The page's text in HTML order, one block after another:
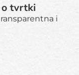
o tvrtki
i